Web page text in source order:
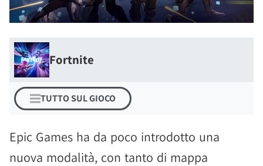
Fortnite
TUTTO SUL GIOCO
Epic Games ha da poco introdotto una
nuova modalità, con tanto di mappa